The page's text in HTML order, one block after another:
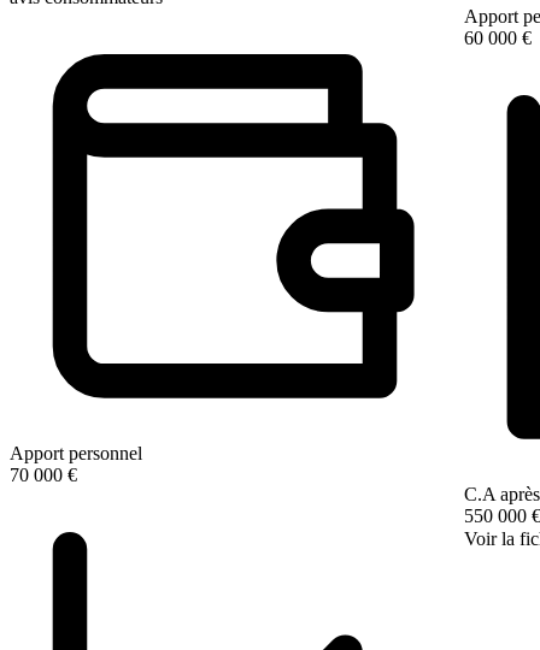
Apport personnel
70 000 €
Apport
60 000 €
C.A
550 000 €
Voir la